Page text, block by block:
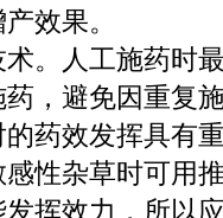
效果。
。人工施药时
，避免因重复
药效发挥具有
性杂草时可用
挥效力，所以